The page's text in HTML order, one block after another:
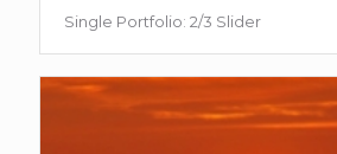
Single Portfolio: 2/3 Slider